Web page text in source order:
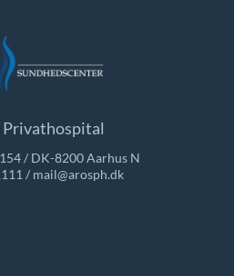
Privathospital
/ DK-8200 Aarhus N
/ mail@arosph.dk